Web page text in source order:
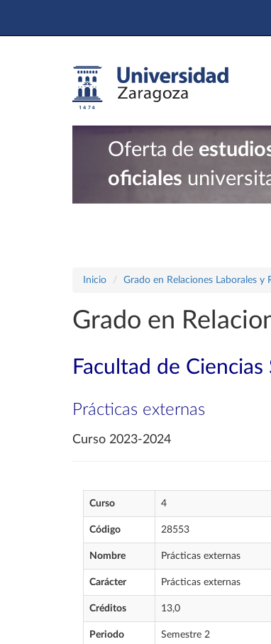
Oferta de
oficiales
Inicio Grado en Relaciones Laborales y
Grado en
Facultad de
Prácticas externas
Curso 2023-2024
Curso 4
Código 28553
Nombre Prácticas externas
Carácter Prácticas externas
Créditos 13,0
Periodo Semestre 2